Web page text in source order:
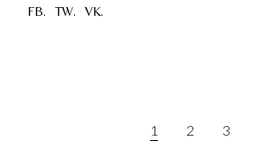
FB. TW. VK.
1 2 3